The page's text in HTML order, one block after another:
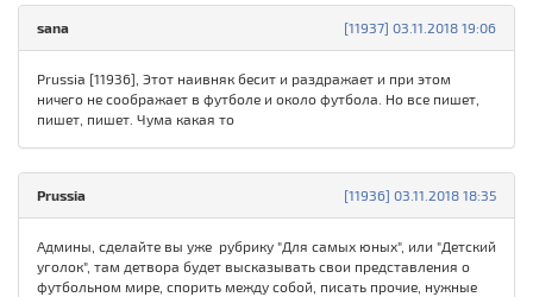
[11937] 03.11.2018 19:06
sana
Prussia [11936], Этот наивняк бесит и раздражает и при этом
ничего не соображает в футболе и около футбола. Но все пишет,
пишет, пишет. Чума какая то
[11936] 03.11.2018 18:35
Prussia
Админы, сделайте вы уже рубрику "Для самых юных", или "Детский
уголок", там детвора будет высказывать свои представления о
футбольном мире, спорить между собой, писать прочие, нужные